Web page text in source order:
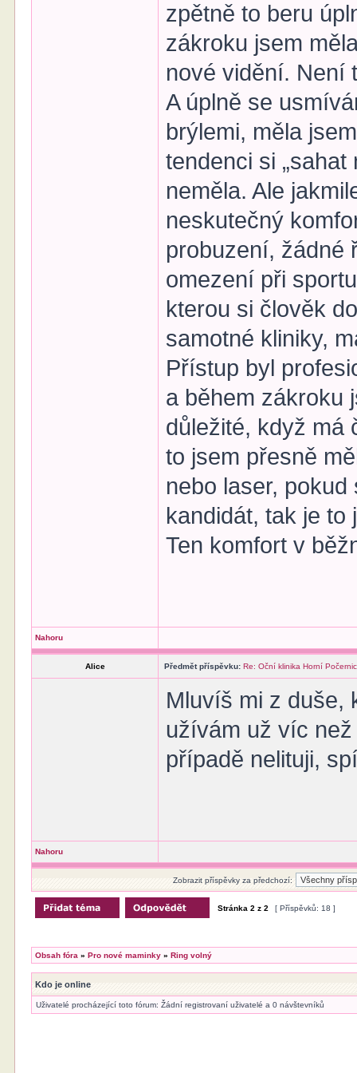
zpětně to beru
zákroku jsem
nové vidění. Není
A úplně se
brýlemi, měla
tendenci si
neměla. Ale
neskutečný
probuzení, žádné
omezení při
kterou si člověk
samotné kliniky,
Přístup byl
a během zákroku
důležité, když má
to jsem přesně
nebo laser,
kandidát, tak je to
Ten komfort v
Nahoru
Alice Předmět příspěvku: Re: Oční klinika Horní
Mluvíš mi z duše,
užívám už víc
případě nelituji,
Nahoru
Zobrazit příspěvky za předchozí:
Stránka2 z2 [ Příspěvků: 18 ]
Obsah fóra »Pro nové maminky »Ring volný
Kdo je online
Uživatelé procházející toto fórum: Žádní registrovaní uživatelé a 0 návštevníků